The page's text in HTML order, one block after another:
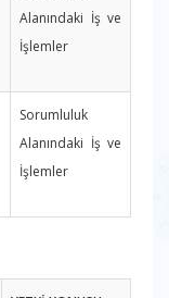
Alanındaki İş ve
İşlemler
Sorumluluk
Alanındaki İş ve
İşlemler